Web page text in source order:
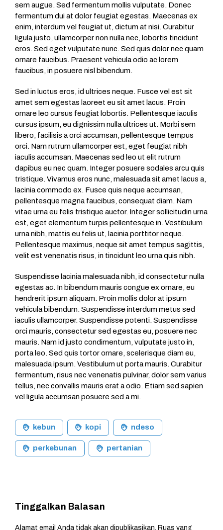
sem augue. Sed fermentum mollis vulputate. Donec
fermentum dui at dolor feugiat egestas. Maecenas ex
enim, interdum vel feugiat ut, dictum at nisi. Curabitur
ligula justo, ullamcorper non nulla nec, lobortis tincidunt
eros. Sed eget vulputate nunc. Sed quis dolor nec quam
ornare faucibus. Praesent vehicula odio ac lorem
faucibus, in posuere nisl bibendum.
Sed in luctus eros, id ultrices neque. Fusce vel est sit
amet sem egestas laoreet eu sit amet lacus. Proin
ornare leo cursus feugiat lobortis. Pellentesque iaculis
cursus ipsum, eu dignissim nulla ultrices ut. Morbi sem
libero, facilisis a orci accumsan, pellentesque tempus
orci. Nam rutrum ullamcorper est, eget feugiat nibh
iaculis accumsan. Maecenas sed leo ut elit rutrum
dapibus eu nec quam. Integer posuere sodales arcu quis
tristique. Vivamus eros nunc, malesuada sit amet lacus a,
lacinia commodo ex. Fusce quis neque accumsan,
pellentesque magna faucibus, consequat diam. Nam
vitae urna eu felis tristique auctor. Integer sollicitudin urna
est, eget elementum turpis pellentesque in. Vestibulum
urna nibh, mattis eu felis ut, lacinia porttitor neque.
Pellentesque maximus, neque sit amet tempus sagittis,
velit est venenatis risus, in tincidunt leo urna quis nibh.
Suspendisse lacinia malesuada nibh, id consectetur nulla
egestas ac. In bibendum mauris congue ex ornare, eu
hendrerit ipsum aliquam. Proin mollis dolor at ipsum
vehicula bibendum. Suspendisse interdum metus sed
iaculis ullamcorper. Suspendisse potenti. Suspendisse
orci mauris, consectetur sed egestas eu, posuere nec
mauris. Nam id justo condimentum, vulputate justo in,
porta leo. Sed quis tortor ornare, scelerisque diam eu,
malesuada ipsum. Vestibulum ut porta mauris. Curabitur
fermentum, risus nec venenatis pulvinar, dolor sem varius
tellus, nec convallis mauris erat a odio. Etiam sed sapien
vel ligula accumsan posuere sed a mi.
kebun kopi ndeso
perkebunan pertanian
Tinggalkan Balasan
Alamat email Anda tidak akan dipublikasikan. Ruas yang